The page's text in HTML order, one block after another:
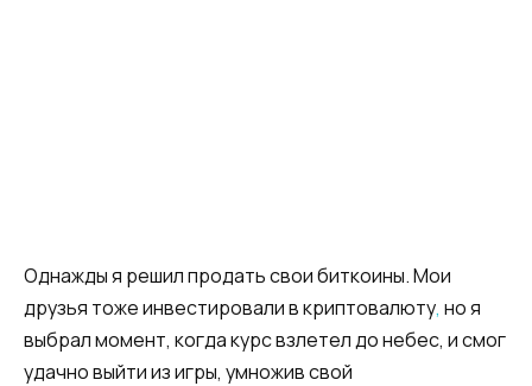
Однажды я решил продать свои биткоины. Мои
друзья тоже инвестировали в криптовалюту, но я
выбрал момент, когда курс взлетел до небес, и смог
удачно выйти из игры, умножив свой